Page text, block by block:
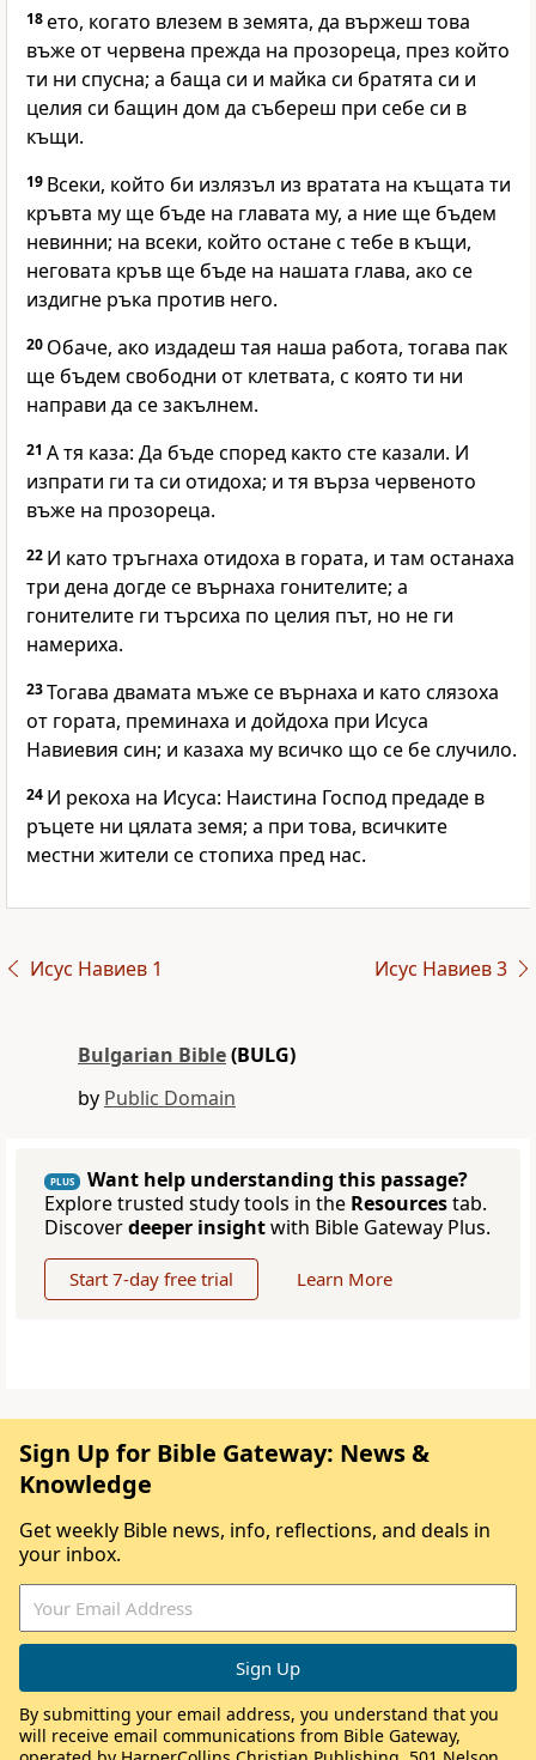
18ето, когато влезем в земята, да вържеш това
въже от червена прежда на прозореца, през който
ти ни спусна; а баща си и майка си братята си и
целия си бащин дом да събереш при себе си в
къщи.
19 Всеки, който би излязъл из вратата на къщата ти
кръвта му ще бъде на главата му, а ние ще бъдем
невинни; на всеки, който остане с тебе в къщи,
неговата кръв ще бъде на нашата глава, ако се
издигне ръка против него.
20 Обаче, ако издадеш тая наша работа, тогава пак
ще бъдем свободни от клетвата, с която ти ни
направи да се закълнем.
21 А тя каза: Да бъде според както сте казали. И
изпрати ги та си отидоха; и тя върза червеното
въже на прозореца.
22 И като тръгнаха отидоха в гората, и там останаха
три дена догде се върнаха гонителите; а
гонителите ги търсиха по целия път, но не ги
намериха.
23Тогава двамата мъже се върнаха и като слязоха
от гората, преминаха и дойдоха при Исуса
Навиевия син; и казаха му всичко що се бе случило.
24 И рекоха на Исуса: Наистина Господ предаде в
ръцете ни цялата земя; а при това, всичките
местни жители се стопиха пред нас.
Исус Навиев 1 Исус Навиев 3
Bulgarian Bible(BULG)
by Public Domain
PLUS
Want help understanding this passage?
Explore trusted study tools in the Resourcestab.
Discoverdeeper insightwith Bible Gateway Plus.
Start 7-day free trial Learn More
Sign Up for Bible Gateway: News &
Knowledge
Get weekly Bible news, info, reflections, and deals in
your inbox.
By submitting your email address, you understand that you
will receive email communications from Bible Gateway,